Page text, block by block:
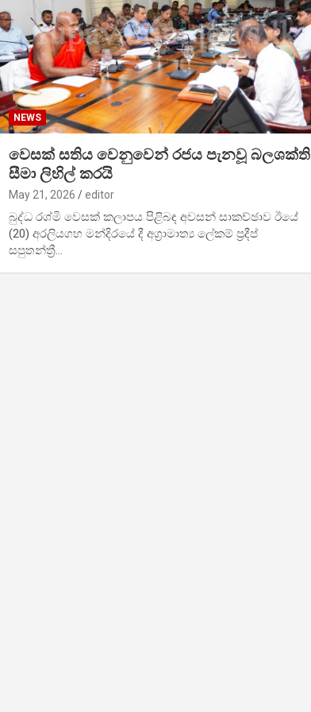
NEWS
වෙසක් සතිය වෙනුවෙන් රජය පැනවූ බලශක්ති
සීමා ලිහිල් කරයි
May 21, 2026 editor
බුද්ධ රශ්මි වෙසක් කලාපය පිළිබඳ අවසන් සාකච්ඡාව ඊයේ
(20) අරලියගහ මන්දිරයේ දී අග්‍රාමාත්‍ය ලේකම් ප්‍රදීප්
සපුතන්ත්‍රී…